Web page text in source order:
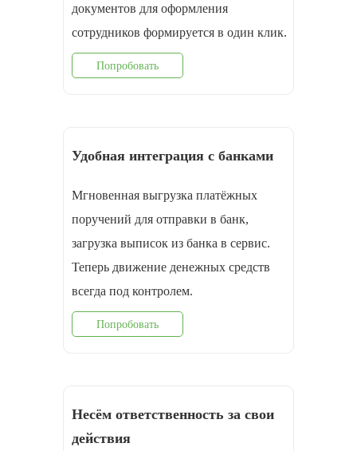
документов для оформления
cотрудников формируется в один клик.
Попробовать
Удобная интеграция с банками
Мгновенная выгрузка платёжных
поручений для отправки в банк,
загрузка выписок из банка в сервис.
Теперь движение денежных средств
всегда под контролем.
Попробовать
Несём ответственность за свои
действия